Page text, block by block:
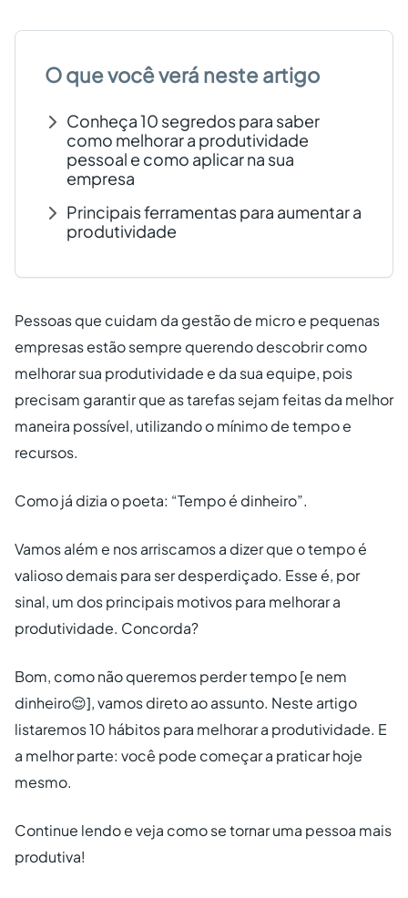
O que você verá neste artigo
Conheça 10 segredos para saber
como melhorar a produtividade
pessoal e como aplicar na sua
empresa
Principais ferramentas para aumentar a
produtividade
Pessoas que cuidam da gestão de micro e pequenas
empresas estão sempre querendo descobrir como
melhorar sua produtividade e da sua equipe, pois
precisam garantir que as tarefas sejam feitas da melhor
maneira possível, utilizando o mínimo de tempo e
recursos.
Como já dizia o poeta: “Tempo é dinheiro”.
Vamos além e nos arriscamos a dizer que o tempo é
valioso demais para ser desperdiçado. Esse é, por
sinal, um dos principais motivos para melhorar a
produtividade. Concorda?
Bom, como não queremos perder tempo [e nem
dinheiro😌], vamos direto ao assunto. Neste artigo
listaremos 10 hábitos para melhorar a produtividade. E
a melhor parte: você pode começar a praticar hoje
mesmo.
Continue lendo e veja como se tornar uma pessoa mais
produtiva!